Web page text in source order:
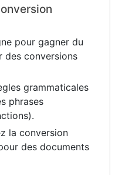
pour gagner du
des conversions
grammaticales
phrases
la conversion
des documents